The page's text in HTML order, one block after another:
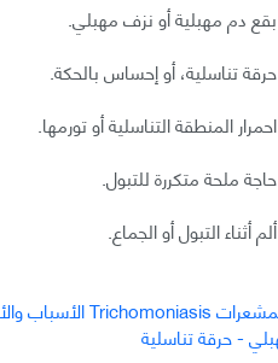
بقع دم مهبلية أو نزف مهبلي.
حرقة تناسلية، أو إحساس بالحكة.
احمرار المنطقة التناسلية أو تورمها.
حاجة ملحة متكررة للتبول.
ألم أثناء التبول أو الجماع.